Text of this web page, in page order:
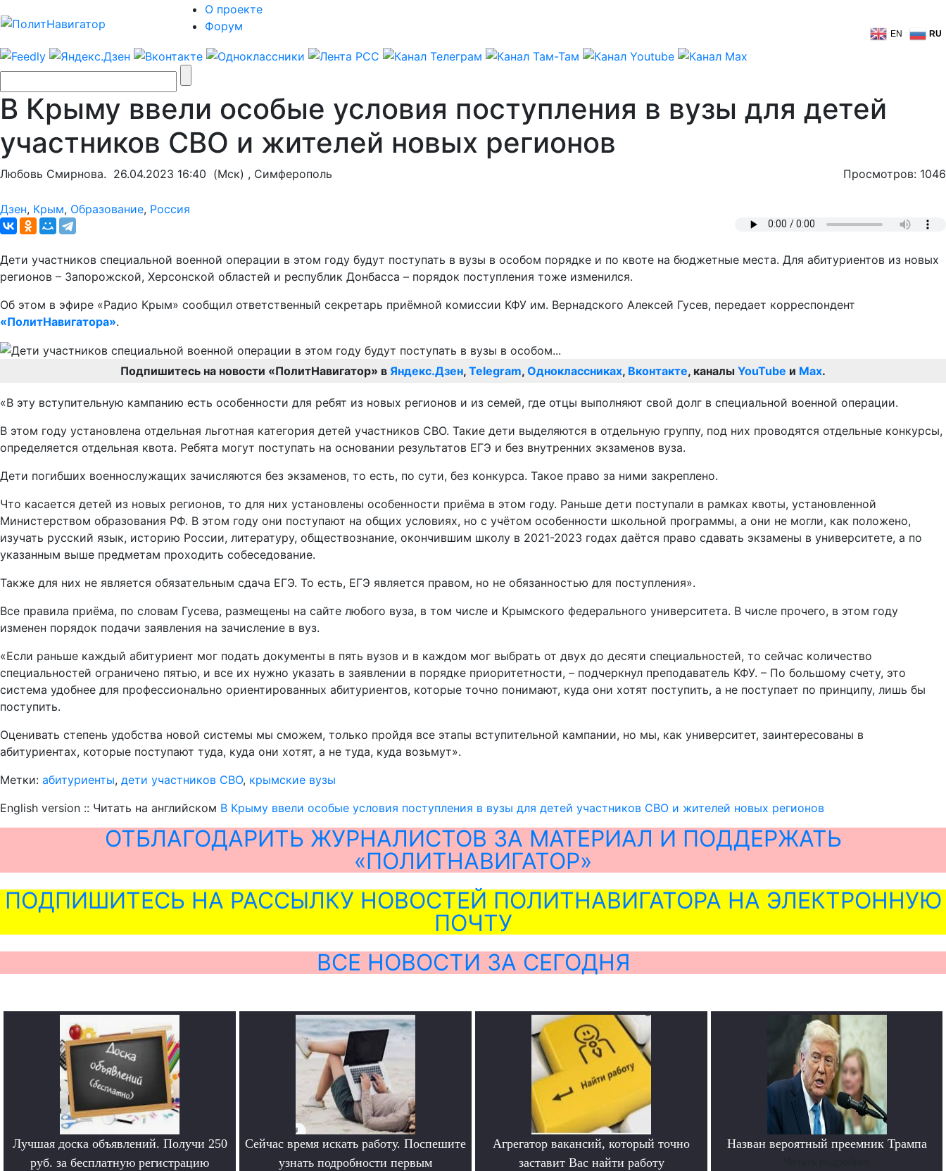
О проекте
Форум
EN RU
В Крыму ввели особые условия поступления в вузы для детей
участников СВО и жителей новых регионов
Любовь Смирнова. 26.04.2023 16:40 (Мск) , Симферополь Просмотров: 1046
Дзен, Крым, Образование, Россия
Дети участников специальной военной операции в этом году будут поступать в вузы в особом порядке и по квоте на бюджетные места. Для абитуриентов из новых
регионов – Запорожской, Херсонской областей и республик Донбасса – порядок поступления тоже изменился.
Об этом в эфире «Радио Крым» сообщил ответственный секретарь приёмной комиссии КФУ им. Вернадского Алексей Гусев, передает корреспондент
«ПолитНавигатора».
Подпишитесь на новости «ПолитНавигатор» в Яндекс.Дзен, Telegram, Одноклассниках, Вконтакте, каналы YouTube и Max.
«В эту вступительную кампанию есть особенности для ребят из новых регионов и из семей, где отцы выполняют свой долг в специальной военной операции.
В этом году установлена отдельная льготная категория детей участников СВО. Такие дети выделяются в отдельную группу, под них проводятся отдельные конкурсы,
определяется отдельная квота. Ребята могут поступать на основании результатов ЕГЭ и без внутренних экзаменов вуза.
Дети погибших военнослужащих зачисляются без экзаменов, то есть, по сути, без конкурса. Такое право за ними закреплено.
Что касается детей из новых регионов, то для них установлены особенности приёма в этом году. Раньше дети поступали в рамках квоты, установленной
Министерством образования РФ. В этом году они поступают на общих условиях, но с учётом особенности школьной программы, а они не могли, как положено,
изучать русский язык, историю России, литературу, обществознание, окончившим школу в 2021-2023 годах даётся право сдавать экзамены в университете, а по
указанным выше предметам проходить собеседование.
Также для них не является обязательным сдача ЕГЭ. То есть, ЕГЭ является правом, но не обязанностью для поступления».
Все правила приёма, по словам Гусева, размещены на сайте любого вуза, в том числе и Крымского федерального университета. В числе прочего, в этом году
изменен порядок подачи заявления на зачисление в вуз.
«Если раньше каждый абитуриент мог подать документы в пять вузов и в каждом мог выбрать от двух до десяти специальностей, то сейчас количество
специальностей ограничено пятью, и все их нужно указать в заявлении в порядке приоритетности, – подчеркнул преподаватель КФУ. – По большому счету, это
система удобнее для профессионально ориентированных абитуриентов, которые точно понимают, куда они хотят поступить, а не поступает по принципу, лишь бы
поступить.
Оценивать степень удобства новой системы мы сможем, только пройдя все этапы вступительной кампании, но мы, как университет, заинтересованы в
абитуриентах, которые поступают туда, куда они хотят, а не туда, куда возьмут».
Метки: абитуриенты, дети участников СВО, крымские вузы
English version :: Читать на английском В Крыму ввели особые условия поступления в вузы для детей участников СВО и жителей новых регионов
ОТБЛАГОДАРИТЬ ЖУРНАЛИСТОВ ЗА МАТЕРИАЛ И ПОДДЕРЖАТЬ
«ПОЛИТНАВИГАТОР»
ПОДПИШИТЕСЬ НА РАССЫЛКУ НОВОСТЕЙ ПОЛИТНАВИГАТОРА НА ЭЛЕКТРОННУЮ
ПОЧТУ
ВСЕ НОВОСТИ ЗА СЕГОДНЯ
Лучшая доска объявлений. Получи 250
руб. за бесплатную регистрацию
Сейчас время искать работу. Поспешите
узнать подробности первым
Агрегатор вакансий, который точно
заставит Вас найти работу
Назван вероятный преемник Трампа